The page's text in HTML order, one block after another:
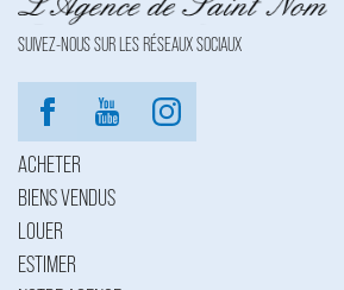
SUIVEZ-NOUS SUR LES RÉSEAUX SOCIAUX
ACHETER
BIENS VENDUS
LOUER
ESTIMER